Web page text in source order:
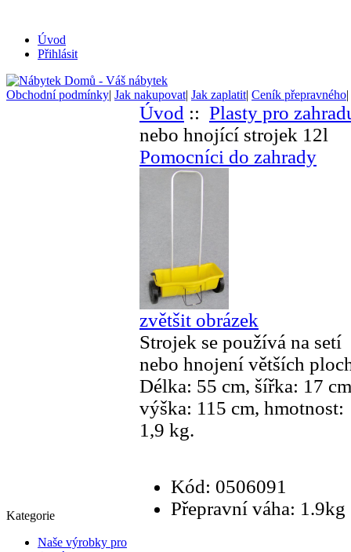
Úvod
Přihlásit
Obchodní podmínky| Jak nakupovat| Jak zaplatit| Ceník přepravného|
Kategorie
Naše výrobky pro
Úvod :: Plasty pro
nebo hnojící strojek 12l
Pomocníci do zahrady
zvětšit obrázek
Strojek se používá na setí
nebo hnojení větších
Délka: 55 cm, šířka: 17
výška: 115 cm, hmotnost:
1,9 kg.
Kód: 0506091
Přepravní váha: 1.9kg